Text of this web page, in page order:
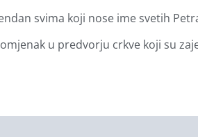
svima koji nose ime svetih
u predvorju crkve koji su